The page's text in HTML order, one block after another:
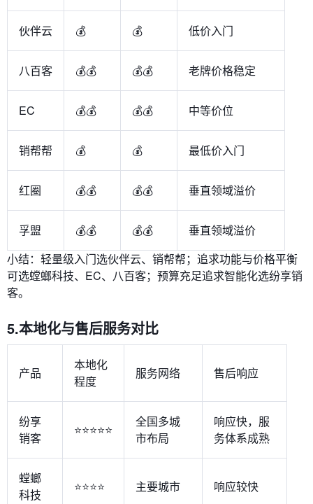
伙伴云 💰 💰 低价入门
八百客 💰💰 💰💰 老牌价格稳定
EC 💰💰 💰💰 中等价位
销帮帮 💰 💰 最低价入门
红圈 💰💰 💰💰 垂直领域溢价
孚盟 💰💰 💰💰
垂直领域溢价
小结：轻量级入门选伙伴云、销帮帮；追求功能与价格平衡
可选螳螂科技、EC、八百客；预算充足追求智能化选纷享销
客。
5.本地化与售后服务对比
产品
本地化
程度
服务网络 售后响应
纷享
销客
⭐⭐⭐⭐⭐
全国多城
市布局
响应快，服
务体系成熟
螳螂
科技
⭐⭐⭐⭐ 主要城市 响应较快